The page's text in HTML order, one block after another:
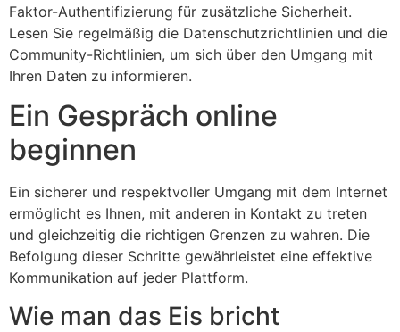
Faktor-Authentifizierung für zusätzliche Sicherheit.
Lesen Sie regelmäßig die Datenschutzrichtlinien und die
Community-Richtlinien, um sich über den Umgang mit
Ihren Daten zu informieren.
Ein Gespräch online
beginnen
Ein sicherer und respektvoller Umgang mit dem Internet
ermöglicht es Ihnen, mit anderen in Kontakt zu treten
und gleichzeitig die richtigen Grenzen zu wahren. Die
Befolgung dieser Schritte gewährleistet eine effektive
Kommunikation auf jeder Plattform.
Wie man das Eis bricht